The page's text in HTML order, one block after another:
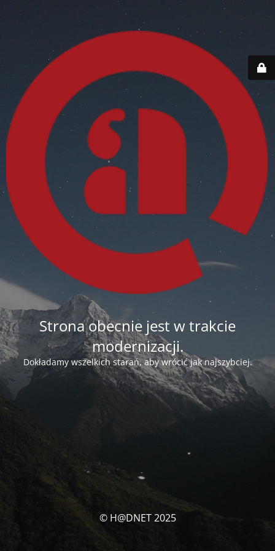
Strona obecnie jest w trakcie
modernizacji.
Dokładamy wszelkich starań, aby wrócić jak najszybciej.
© H@DNET 2025